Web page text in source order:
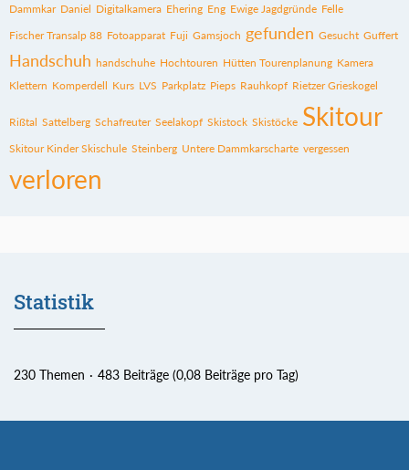
Dammkar Daniel Digitalkamera Ehering Eng Ewige Jagdgründe Felle
Fischer Transalp 88 Fotoapparat Fuji Gamsjoch gefunden Gesucht Guffert
Handschuh handschuhe Hochtouren Hütten Tourenplanung Kamera
Klettern Komperdell Kurs LVS Parkplatz Pieps Rauhkopf Rietzer Grieskogel
Rißtal Sattelberg Schafreuter Seelakopf Skistock Skistöcke Skitour
Skitour Kinder Skischule Steinberg Untere Dammkarscharte vergessen
verloren
Statistik
230 Themen 483 Beiträge (0,08 Beiträge pro Tag)